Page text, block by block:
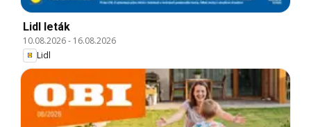
Lidl leták
10.08.2026- 16.08.2026
Lidl